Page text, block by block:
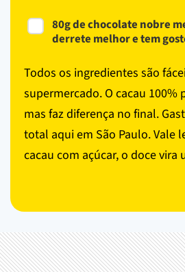
80g de chocolate nobre
derrete melhor e tem
Todos os ingredientes são
supermercado. O cacau 100%
mas faz diferença no final.
total aqui em São Paulo. Vale
cacau com açúcar, o doce vira